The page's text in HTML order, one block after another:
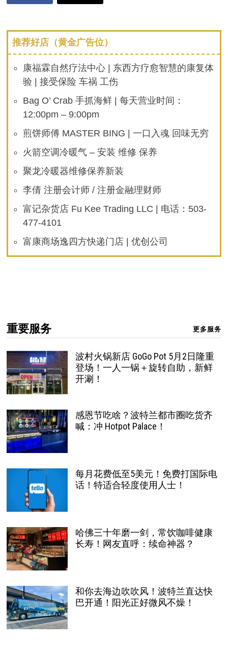
推荐好店（黄金广告位）
康福霖自然疗法中心 | 东西方疗愈智慧的康复体
验 | 接受保险 车祸 工伤
Bag O’ Crab 手抓海鲜 | 每天营业时间：
12:00pm – 9:00pm
煎饼师傅 MASTER BING | 一口入魂 回味无穷
火箭空调冷暖气 – 安装 维修 保养
聚龙冷暖器维修保养新装
李倩 注册会计师 / 注册金融理财师
富记杂货店 Fu Kee Trading LLC | 电话：503-
477-4101
富康商场逸四方快递门店 | 优创公司
重要服务 更多服务
波村火锅新店 GoGo Pot 5月2日隆重
登场！一人一锅＋旋转自助，新鲜
开涮！
感恩节吃啥？波特兰都市圈吃货齐
喊：冲 Hotpot Palace！
每月花费低至5美元！免费打国际电
话！特适合轻度使用人士！
哈佛三十年磨一剑，常饮咖啡健康
长寿！网友直呼：续命神器？
和你去海边吹吹风！波特兰直达快
巴开通！阳光正好微风不燥！